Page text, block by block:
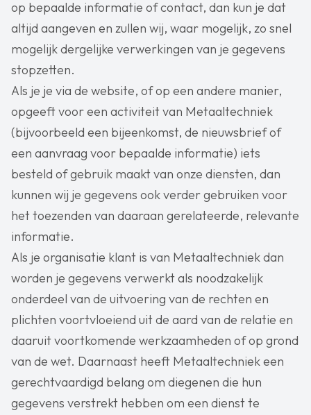
op bepaalde informatie of contact, dan kun je dat
altijd aangeven en zullen wij, waar mogelijk, zo snel
mogelijk dergelijke verwerkingen van je gegevens
stopzetten.
Als je je via de website, of op een andere manier,
opgeeft voor een activiteit van Metaaltechniek
(bijvoorbeeld een bijeenkomst, de nieuwsbrief of
een aanvraag voor bepaalde informatie) iets
besteld of gebruik maakt van onze diensten, dan
kunnen wij je gegevens ook verder gebruiken voor
het toezenden van daaraan gerelateerde, relevante
informatie.
Als je organisatie klant is van Metaaltechniek dan
worden je gegevens verwerkt als noodzakelijk
onderdeel van de uitvoering van de rechten en
plichten voortvloeiend uit de aard van de relatie en
daaruit voortkomende werkzaamheden of op grond
van de wet. Daarnaast heeft Metaaltechniek een
gerechtvaardigd belang om diegenen die hun
gegevens verstrekt hebben om een dienst te